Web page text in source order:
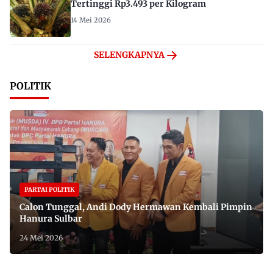
Tertinggi Rp3.493 per Kilogram
14 Mei 2026
SELENGKAPNYA
POLITIK
PARTAI POLITIK
Calon Tunggal, Andi Dody Hermawan Kembali Pimpin
Hanura Sulbar
24 Mei 2026